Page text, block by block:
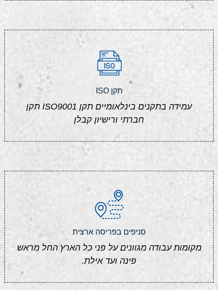
תקן ISO
עמידה בתקנים בינלאומיים תקן ISO9001 תקן
חברתי ורישיון קבלן
סניפים בפריסה ארצית
מקומות עבודה מגוונים על פני כל הארץ החל מראש
פינה ועד אילת.